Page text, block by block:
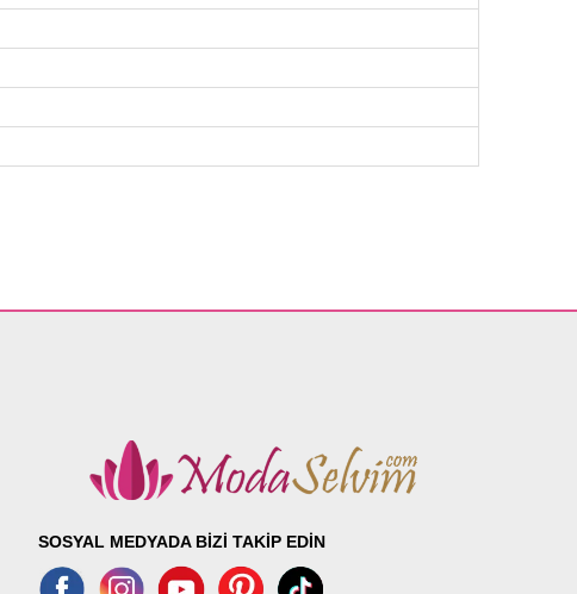
Göğüs
Boy
PANTOLON BEDEN ÖLÇÜLERİ (CM)
SOSYAL MEDYADA BİZİ TAKİP EDİN